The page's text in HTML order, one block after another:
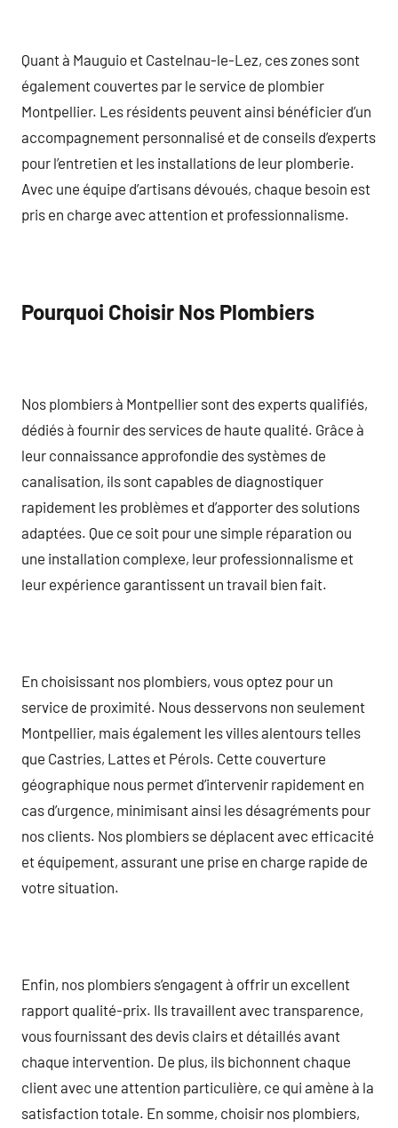
Quant à Mauguio et Castelnau-le-Lez, ces zones sont
également couvertes par le service de plombier
Montpellier. Les résidents peuvent ainsi bénéficier d’un
accompagnement personnalisé et de conseils d’experts
pour l’entretien et les installations de leur plomberie.
Avec une équipe d’artisans dévoués, chaque besoin est
pris en charge avec attention et professionnalisme.
Pourquoi Choisir Nos Plombiers
Nos plombiers à Montpellier sont des experts qualifiés,
dédiés à fournir des services de haute qualité. Grâce à
leur connaissance approfondie des systèmes de
canalisation, ils sont capables de diagnostiquer
rapidement les problèmes et d’apporter des solutions
adaptées. Que ce soit pour une simple réparation ou
une installation complexe, leur professionnalisme et
leur expérience garantissent un travail bien fait.
En choisissant nos plombiers, vous optez pour un
service de proximité. Nous desservons non seulement
Montpellier, mais également les villes alentours telles
que Castries, Lattes et Pérols. Cette couverture
géographique nous permet d’intervenir rapidement en
cas d’urgence, minimisant ainsi les désagréments pour
nos clients. Nos plombiers se déplacent avec efficacité
et équipement, assurant une prise en charge rapide de
votre situation.
Enfin, nos plombiers s’engagent à offrir un excellent
rapport qualité-prix. Ils travaillent avec transparence,
vous fournissant des devis clairs et détaillés avant
chaque intervention. De plus, ils bichonnent chaque
client avec une attention particulière, ce qui amène à la
satisfaction totale. En somme, choisir nos plombiers,